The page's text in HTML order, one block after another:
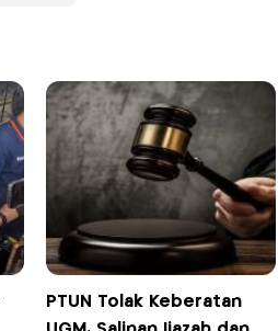
PTUN Tolak Keberatan